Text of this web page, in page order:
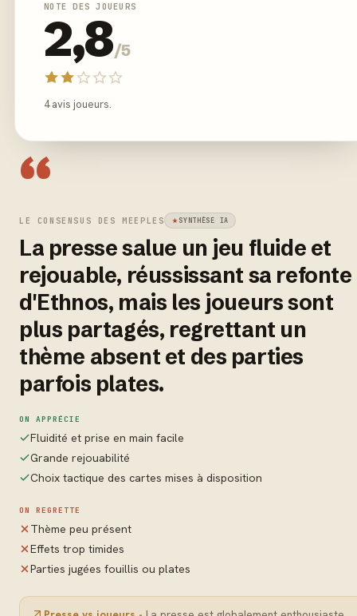
NOTE DES JOUEURS
2,8/5
4 avis joueurs.
“
LE CONSENSUS DES MEEPLES SYNTHÈSE IA
La presse salue un jeu fluide et
rejouable, réussissant sa refonte
d'Ethnos, mais les joueurs sont
plus partagés, regrettant un
thème absent et des parties
parfois plates.
ON APPRÉCIE
Fluidité et prise en main facile
Grande rejouabilité
Choix tactique des cartes mises à disposition
ON REGRETTE
Thème peu présent
Effets trop timides
Parties jugées fouillis ou plates